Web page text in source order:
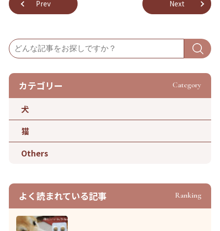
Prev Next
カテゴリー Category
犬
猫
Others
よく読まれている記事 Ranking